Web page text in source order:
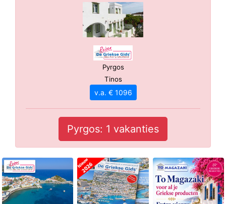
Pyrgos
Tinos
v.a. € 1096
Pyrgos: 1 vakanties